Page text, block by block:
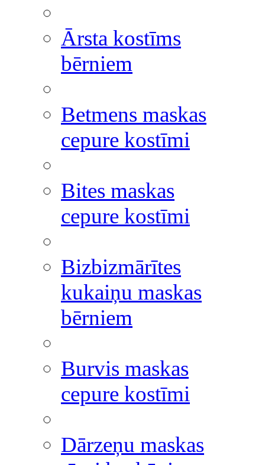
Ārsta kostīms
bērniem
Betmens maskas
cepure kostīmi
Bites maskas
cepure kostīmi
Bizbizmārītes
kukaiņu maskas
bērniem
Burvis maskas
cepure kostīmi
Dārzeņu maskas